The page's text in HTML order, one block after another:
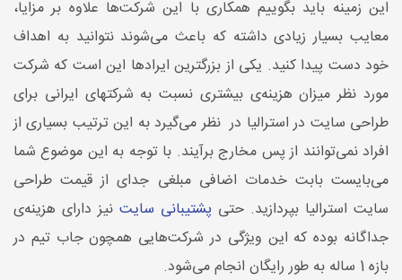
این زمینه باید بگوییم همکاری با این شرکت‌ها علاوه بر مزایا،
معایب بسیار زیادی داشته که باعث می‌شوند نتوانید به اهداف
خود دست پیدا کنید. یکی از بزرگترین ایرادها این است که شرکت
مورد نظر میزان هزینه‌ی بیشتری نسبت به شرکت‎های ایرانی برای
طراحی سایت در استرالیا در نظر می‌گیرد به این ترتیب بسیاری از
افراد نمی‌توانند از پس مخارج برآیند. با توجه به این موضوع شما
می‌بایست بابت خدمات اضافی مبلغی جدای از قیمت طراحی
سایت استرالیا بپردازید. حتی پشتیبانی سایت نیز دارای هزینه‌ی
جداگانه بوده که این ویژگی در شرکت‌هایی همچون جاب تیم در
بازه 1 ساله به طور رایگان انجام می‌شود.